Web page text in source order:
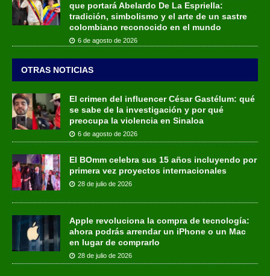
que portará Abelardo De La Espriella:
tradición, simbolismo y el arte de un sastre
colombiano reconocido en el mundo
6 de agosto de 2026
OTRAS NOTICIAS
El crimen del influencer César Gastélum: qué
se sabe de la investigación y por qué
preocupa la violencia en Sinaloa
6 de agosto de 2026
El BOmm celebra sus 15 años incluyendo por
primera vez proyectos internacionales
28 de julio de 2026
Apple revoluciona la compra de tecnología:
ahora podrás arrendar un iPhone o un Mac
en lugar de comprarlo
28 de julio de 2026